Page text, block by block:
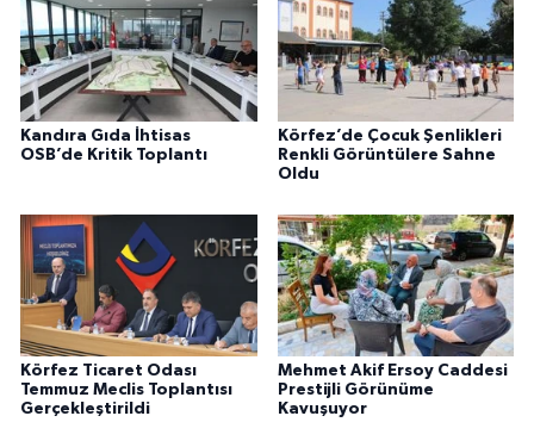
Kandıra Gıda İhtisas
OSB’de Kritik Toplantı
Körfez’de Çocuk Şenlikleri
Renkli Görüntülere Sahne
Oldu
Körfez Ticaret Odası
Temmuz Meclis Toplantısı
Gerçekleştirildi
Mehmet Akif Ersoy Caddesi
Prestijli Görünüme
Kavuşuyor